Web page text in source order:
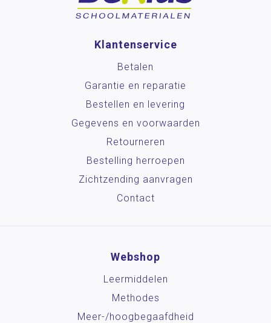
Klantenservice
Betalen
Garantie en reparatie
Bestellen en levering
Gegevens en voorwaarden
Retourneren
Bestelling herroepen
Zichtzending aanvragen
Contact
Webshop
Leermiddelen
Methodes
Meer-/hoog­begaafdheid